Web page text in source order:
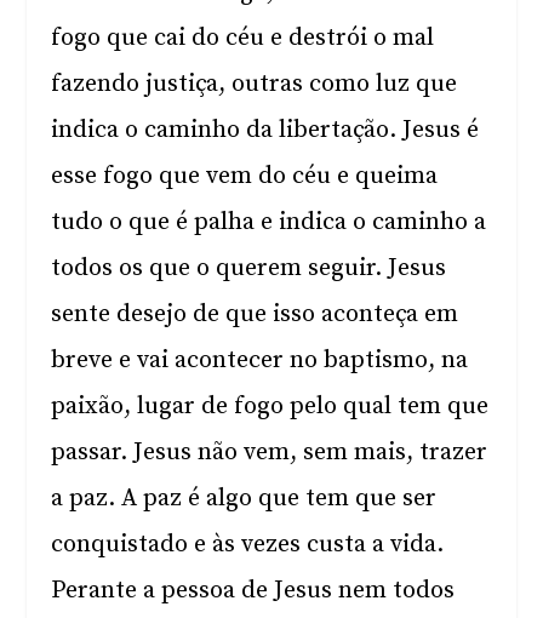
fogo que cai do céu e destrói o mal
fazendo justiça, outras como luz que
indica o caminho da libertação. Jesus é
esse fogo que vem do céu e queima
tudo o que é palha e indica o caminho a
todos os que o querem seguir. Jesus
sente desejo de que isso aconteça em
breve e vai acontecer no baptismo, na
paixão, lugar de fogo pelo qual tem que
passar. Jesus não vem, sem mais, trazer
a paz. A paz é algo que tem que ser
conquistado e às vezes custa a vida.
Perante a pessoa de Jesus nem todos